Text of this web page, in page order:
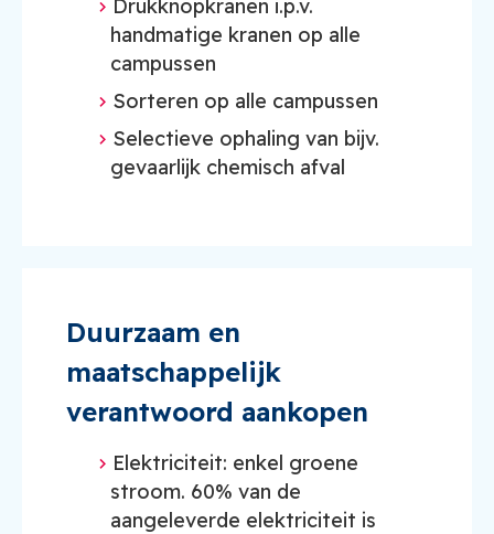
Drukknopkranen i.p.v.
handmatige kranen op alle
campussen
Sorteren op alle campussen
Selectieve ophaling van bijv.
gevaarlijk chemisch afval
Duurzaam en
maatschappelijk
verantwoord aankopen
Elektriciteit: enkel groene
stroom. 60% van de
aangeleverde elektriciteit is